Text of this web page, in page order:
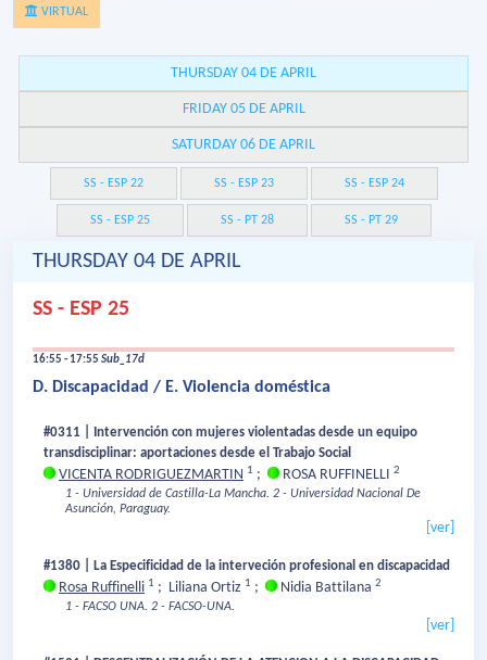
VIRTUAL
THURSDAY 04 DE APRIL
FRIDAY 05 DE APRIL
SATURDAY 06 DE APRIL
SS - ESP 22 SS - ESP 23 SS - ESP 24
SS - ESP 25 SS - PT 28 SS - PT 29
THURSDAY 04 DE APRIL
SS - ESP 25
16:55 - 17:55 Sub_17d
D. Discapacidad / E. Violencia doméstica
#0311 | Intervención con mujeres violentadas desde un equipo
transdisciplinar: aportaciones desde el Trabajo Social
VICENTA RODRIGUEZMARTIN 1 ; ROSA RUFFINELLI 2
1 - Universidad de Castilla-La Mancha. 2 - Universidad Nacional De
Asunción, Paraguay.
[ver]
#1380 | La Especificidad de la interveción profesional en discapacidad
Rosa Ruffinelli 1 ; Liliana Ortiz 1 ; Nidia Battilana 2
1 - FACSO UNA. 2 - FACSO-UNA.
[ver]